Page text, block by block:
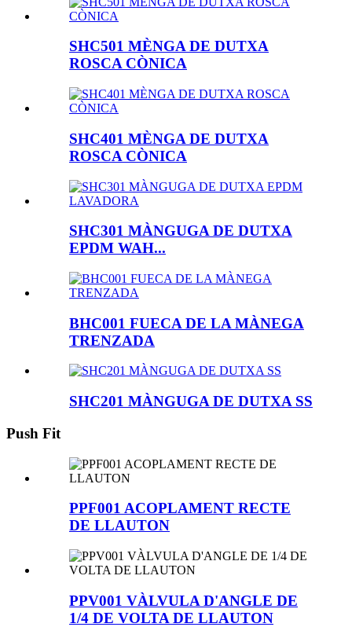
SHC501 MÈNGA DE DUTXA
ROSCA CÒNICA
SHC401 MÈNGA DE DUTXA
ROSCA CÒNICA
SHC301 MÀNGUGA DE DUTXA
EPDM WAH...
BHC001 FUECA DE LA MÀNEGA
TRENZADA
SHC201 MÀNGUGA DE DUTXA SS
Push Fit
PPF001 ACOPLAMENT RECTE
DE LLAUTON
PPV001 VÀLVULA D'ANGLE DE
1/4 DE VOLTA DE LLAUTON